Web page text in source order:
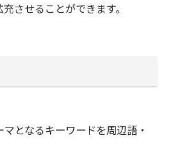
させることができます。
となるキーワードを周辺語・